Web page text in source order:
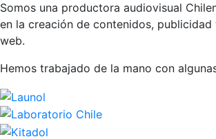
Somos una productora audiovisual
en la creación de contenidos, publicidad
web.
Hemos trabajado de la mano con